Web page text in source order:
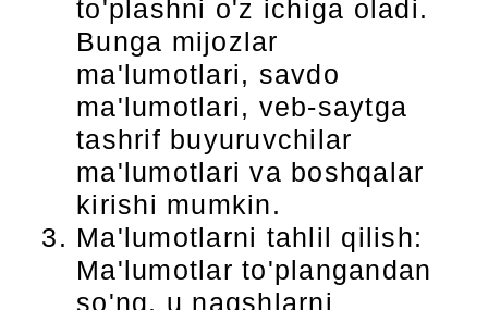
to'plashni o'z ichiga oladi.
Bunga mijozlar
ma'lumotlari, savdo
ma'lumotlari, veb-saytga
tashrif buyuruvchilar
ma'lumotlari va boshqalar
kirishi mumkin.
Ma'lumotlarni tahlil qilish:
Ma'lumotlar to'plangandan
so'ng, u naqshlarni